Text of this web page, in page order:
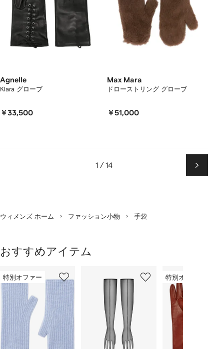
Agnelle
Klara グローブ
￥33,500
Max Mara
ドローストリング グローブ
￥51,000
1 / 14
次
ペ
ウィメンズ ホーム ファッション小物 手袋
おすすめアイテム
特別オファー 特別オファー